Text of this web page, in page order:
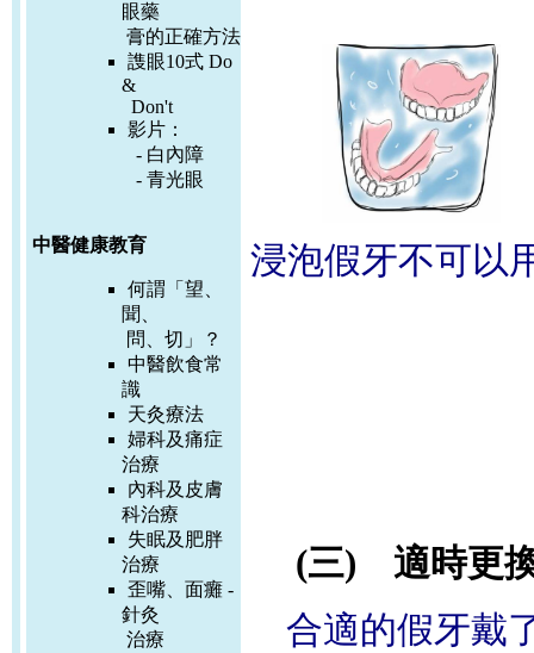
眼藥
膏的正確方法
謢眼10式 Do
&
Don't
影片：
- 白內障
- 青光眼
中醫健康教育
何謂「望、
聞、
問、切」？
中醫飲食常
識
天灸療法
婦科及痛症
治療
內科及皮膚
科治療
失眠及肥胖
治療
歪嘴、面癱 -
針灸
治療
浸泡假牙不可以
(三) 適時更
合適的假牙戴